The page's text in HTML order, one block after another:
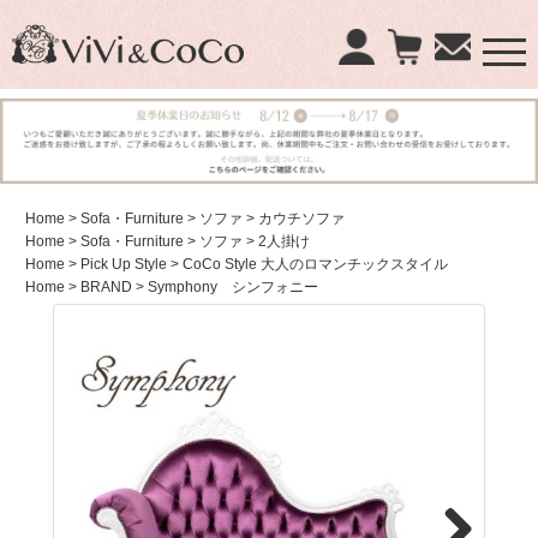
Home > Sofa・Furniture > ソファ > カウチソファ
Home > Sofa・Furniture > ソファ > 2人掛け
Home > Pick Up Style > CoCo Style 大人のロマンチックスタイル
Home > BRAND > Symphony シンフォニー
×
商品検索：